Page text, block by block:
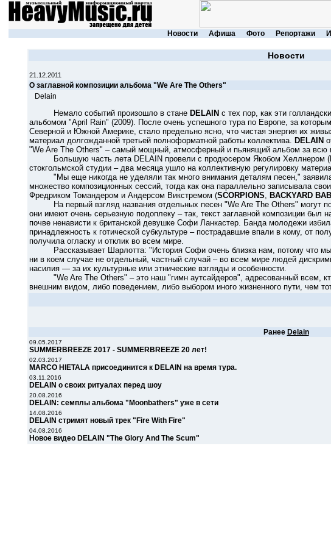
Новости Афиша Фото Репортажи
Новости
21.12.2011
О заглавной композиции альбома "We Are The Others"
Delain
Немало событий произошло в стане DELAIN с тех пор, как эти
альбомом "April Rain" (2009). После очень успешного тура по Европе, за
Северной и Южной Америке, стало предельно ясно, что чистая энергия их
материал долгожданной третьей полноформатной работы коллектива. DELAIN
"We Are The Others" – самый мощный, атмосферный и пьянящий альбом за всю
Большую часть лета DELAIN провели с продюсером Якобом Хеллнером (
стокгольмской студии – два месяца ушло на коллективную регулировку
"Мы еще никогда не уделяли так много внимания деталям песен," заявила
множество композиционных сессий, тогда как она параллельно записывала
Фредриком Томандером и Андерсом Викстремом (SCORPIONS, BACKYARD
На первый взгляд названия отдельных песен "We Are The Others" могут
они имеют очень серьезную подоплеку – так, текст заглавной композиции был
почве ненависти к британской девушке Софи Ланкастер. Банда молодежи
принадлежность к готической субкультуре – пострадавшие впали в кому, от
получила огласку и отклик во всем мире.
Рассказывает Шарлотта: "История Софи очень близка нам, потому что мы
ни в коем случае не отдельный, частный случай – во всем мире людей
насилия — за их культурные или этнические взгляды и особенности.
"We Are The Others" – это наш "гимн аутсайдеров", адресованный всем,
внешним видом, либо поведением, либо выбором иного жизненного пути, чем
Ранее Delain
09.05.2017
SUMMERBREEZE 2017 - SUMMERBREEZE 20 лет!
02.03.2017
MARCO HIETALA присоединится к DELAIN на время тура.
03.11.2016
DELAIN о своих ритуалах перед шоу
20.08.2016
DELAIN: семплы альбома "Moonbathers" уже в сети
14.08.2016
DELAIN стримят новый трек "Fire With Fire"
04.08.2016
Новое видео DELAIN "The Glory And The Scum"